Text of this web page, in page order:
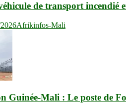
de transport incendié
Afrikinfos-Mali
Guinée-Mali : Le poste de